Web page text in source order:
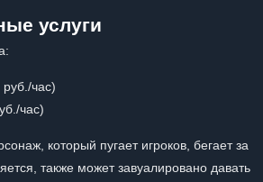
услуги
час)
час)
который пугает игроков, бегает за
также может завуалировано давать